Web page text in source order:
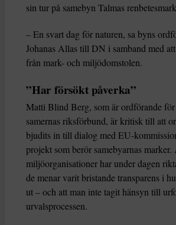
sin tur på samebyn Talmas
– En svart dag för naturen, sa byns
Johanas Allas till DN i samband med
från mark- och miljödomstolen.
”Har försökt påverka”
Matti Blind Berg, som är ordförande för
samernas riksförbund, är kritisk till att
bjudits in till dialog med EU-
projekt som berör samebyarnas marker.
miljöorganisationer har under dagen
de menar varit bristande transparens i
ut – och att man inte tagit hänsyn till
urvalsprocessen.